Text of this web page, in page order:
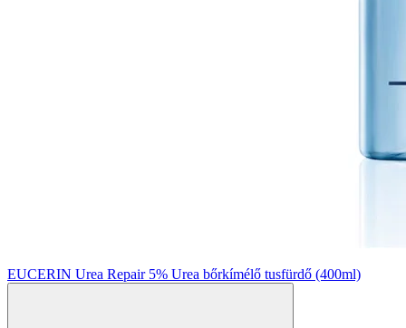
EUCERIN Urea Repair 5% Urea bőrkímélő tusfürdő (400ml)